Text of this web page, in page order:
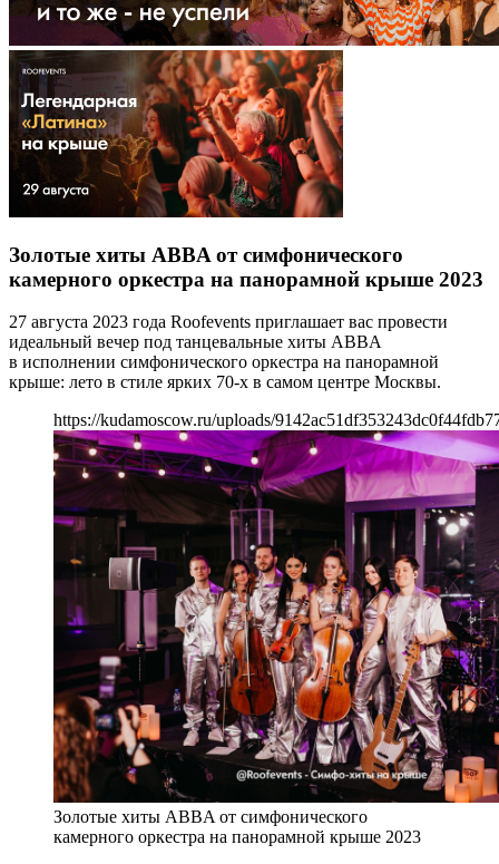
Золотые хиты ABBA от симфонического
камерного оркестра на панорамной крыше 2023
27 августа 2023 года Roofevents приглашает вас провести
идеальный вечер под танцевальные хиты ABBA
в исполнении симфонического оркестра на панорамной
крыше: лето в стиле ярких 70-х в самом центре Москвы.
https://kudamoscow.ru/uploads/
Золотые хиты ABBA от симфонического
камерного оркестра на панорамной крыше 2023